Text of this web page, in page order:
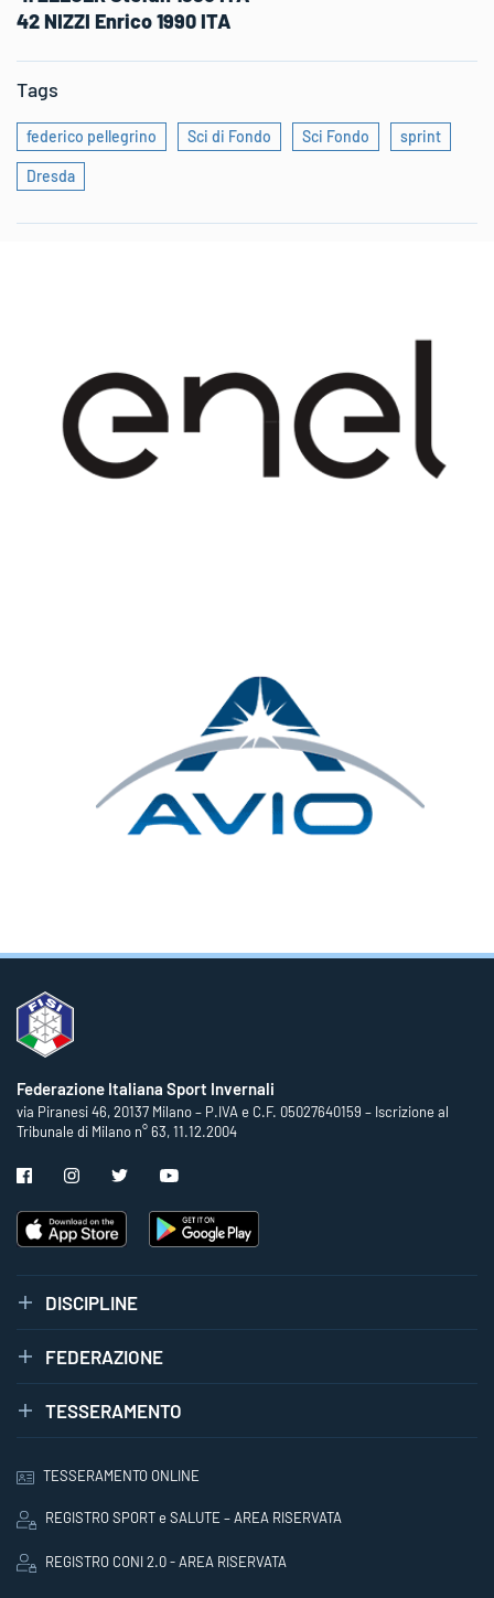
42 NIZZI Enrico 1990 ITA
Tags
federico pellegrino Sci di Fondo Sci Fondo sprint
Dresda
Federazione Italiana Sport Invernali
via Piranesi 46, 20137 Milano – P.IVA e C.F. 05027640159 – Iscrizione al
Tribunale di Milano n° 63, 11.12.2004
DISCIPLINE
FEDERAZIONE
TESSERAMENTO
TESSERAMENTO ONLINE
REGISTRO SPORT e SALUTE – AREA RISERVATA
REGISTRO CONI 2.0 - AREA RISERVATA